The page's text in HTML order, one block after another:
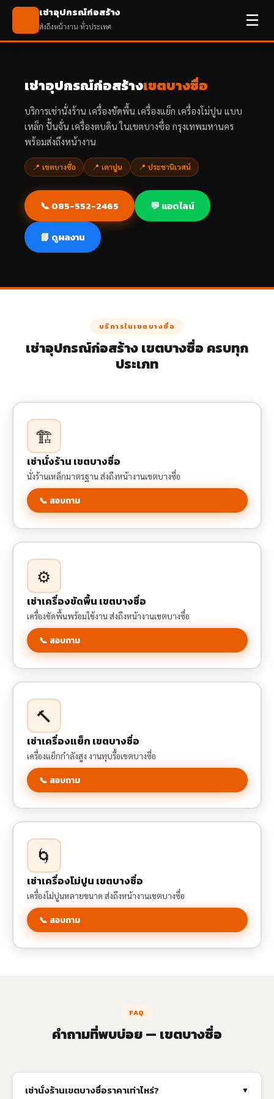
เช่าอุปกรณ์ก่อสร้าง
ส่งถึงหน้างาน ทั่วประเทศ ☰
เช่าอุปกรณ์ก่อสร้างเขตบางซื่อ
บริการเช่านั่งร้าน เครื่องขัดพื้น เครื่องแย็ก เครื่องโม่ปูน แบบ
เหล็ก ปั้นจั่น เครื่องตบดิน ในเขตบางซื่อ กรุงเทพมหานคร
พร้อมส่งถึงหน้างาน
📍 เขตบางซื่อ 📍 เตาปูน 📍 ประชานิเวศน์
📞 085-552-2465 💬 แอดไลน์
📘 ดูผลงาน
บริการในเขตบางซื่อ
เช่าอุปกรณ์ก่อสร้าง เขตบางซื่อ ครบทุก
ประเภท
🏗️
เช่านั่งร้าน เขตบางซื่อ
นั่งร้านเหล็กมาตรฐาน ส่งถึงหน้างานเขตบางซื่อ
📞 สอบถาม
⚙️
เช่าเครื่องขัดพื้น เขตบางซื่อ
เครื่องขัดพื้นพร้อมใช้งาน ส่งถึงหน้างานเขตบางซื่อ
📞 สอบถาม
🔨
เช่าเครื่องแย็ก เขตบางซื่อ
เครื่องแย็กกำลังสูง งานทุบรื้อเขตบางซื่อ
📞 สอบถาม
🌀
เช่าเครื่องโม่ปูน เขตบางซื่อ
เครื่องโม่ปูนหลายขนาด ส่งถึงหน้างานเขตบางซื่อ
📞 สอบถาม
FAQ
คำถามที่พบบ่อย — เขตบางซื่อ
เช่านั่งร้านเขตบางซื่อราคาเท่าไหร่? ▼